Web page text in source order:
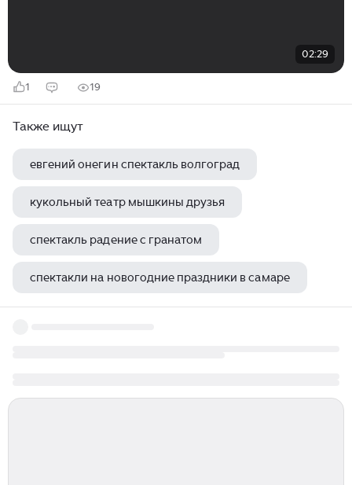
02:29
1 19
Также ищут
евгений онегин спектакль волгоград
кукольный театр мышкины друзья
спектакль радение с гранатом
спектакли на новогодние праздники в самаре